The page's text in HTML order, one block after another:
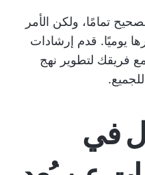
تمامًا، ولكن الأمر
يوميًا. قدم إرشادات
فريقك لتطوير نهج
في